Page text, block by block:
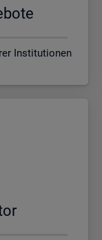
Institutionen